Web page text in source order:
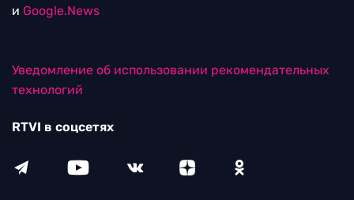
и Google.News
Уведомление об использовании рекомендательных
технологий
RTVI в соцсетях